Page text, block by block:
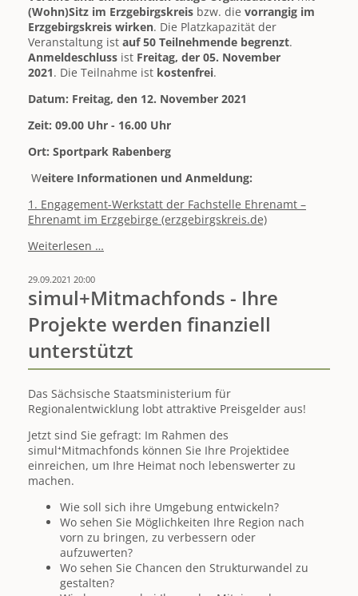
(Wohn)Sitz im Erzgebirgskreis bzw. die vorrangig im
Erzgebirgskreis wirken. Die Platzkapazität der
Veranstaltung ist auf 50 Teilnehmende begrenzt.
Anmeldeschluss ist Freitag, der 05. November
2021. Die Teilnahme ist kostenfrei.
Datum: Freitag, den 12. November 2021
Zeit: 09.00 Uhr - 16.00 Uhr
Ort: Sportpark Rabenberg
Weitere Informationen und Anmeldung:
1. Engagement-Werkstatt der Fachstelle Ehrenamt –
Ehrenamt im Erzgebirge (erzgebirgskreis.de)
Weiterlesen …
ERZ
am
12.
November
-
noch
verfügbar
29.09.2021 20:00
simul+Mitmachfonds - Ihre
Projekte werden finanziell
unterstützt
Das Sächsische Staatsministerium für
Regionalentwicklung lobt attraktive Preisgelder aus!
Jetzt sind Sie gefragt: Im Rahmen des
simul⁺Mitmachfonds können Sie Ihre Projektidee
einreichen, um Ihre Heimat noch lebenswerter zu
machen.
Wie soll sich ihre Umgebung entwickeln?
Wo sehen Sie Möglichkeiten Ihre Region nach
vorn zu bringen, zu verbessern oder
aufzuwerten?
Wo sehen Sie Chancen den Strukturwandel zu
gestalten?